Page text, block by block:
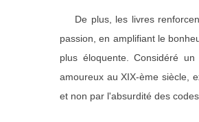
De plus, les livres
passion, en amplifiant le
plus éloquente. Considéré
amoureux au XIX-ème siècle,
et non par l'absurdité des